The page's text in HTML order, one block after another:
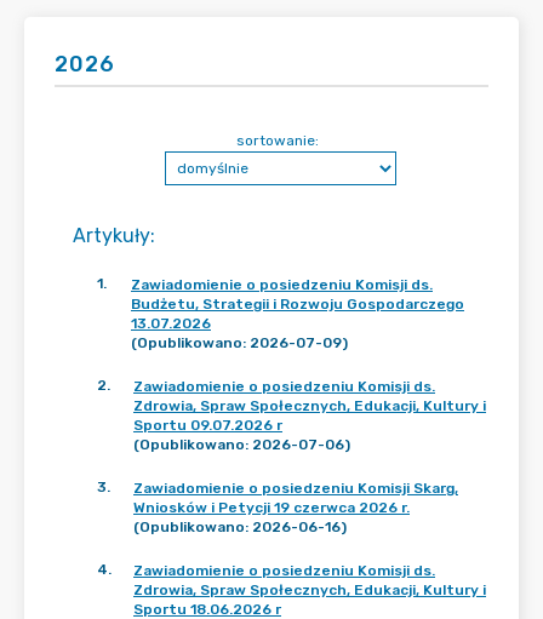
2026
Artykuły:
sortowanie:
1.
Zawiadomienie o posiedzeniu Komisji ds.
Budżetu, Strategii i Rozwoju Gospodarczego
13.07.2026
(Opublikowano: 2026-07-09)
2.
Zawiadomienie o posiedzeniu Komisji ds.
Zdrowia, Spraw Społecznych, Edukacji, Kultury i
Sportu 09.07.2026 r
(Opublikowano: 2026-07-06)
3.
Zawiadomienie o posiedzeniu Komisji Skarg,
Wniosków i Petycji 19 czerwca 2026 r.
(Opublikowano: 2026-06-16)
4.
Zawiadomienie o posiedzeniu Komisji ds.
Zdrowia, Spraw Społecznych, Edukacji, Kultury i
Sportu 18.06.2026 r